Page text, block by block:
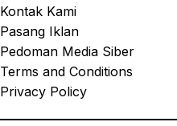
Kontak Kami
Pasang Iklan
Pedoman Media Siber
Terms and Conditions
Privacy Policy